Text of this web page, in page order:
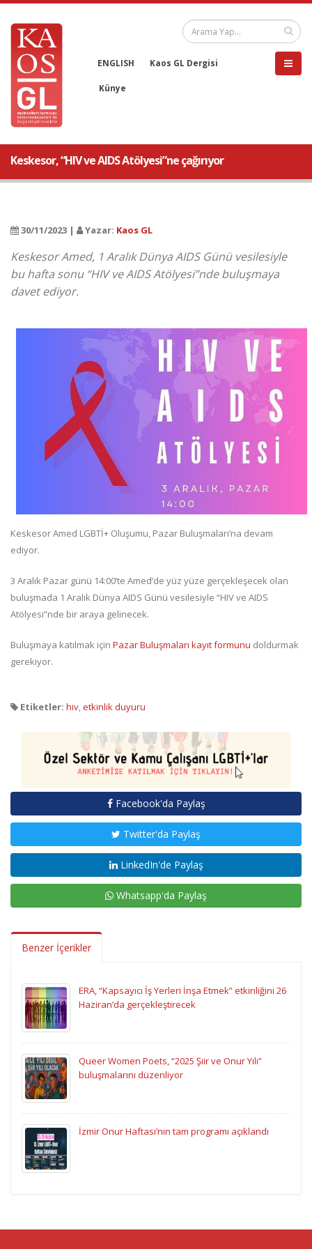
ENGLISH Kaos GL Dergisi
Künye
Keskesor, “HIV ve AIDS Atölyesi”ne çağırıyor
30/11/2023 | Yazar: Kaos GL
Keskesor Amed, 1 Aralık Dünya AIDS Günü vesilesiyle
bu hafta sonu “HIV ve AIDS Atölyesi”nde buluşmaya
davet ediyor.
Keskesor Amed LGBTİ+ Oluşumu, Pazar Buluşmaları’na devam
ediyor.
3 Aralık Pazar günü 14:00’te Amed’de yüz yüze gerçekleşecek olan
buluşmada 1 Aralık Dünya AIDS Günü vesilesiyle “HIV ve AIDS
Atölyesi”nde bir araya gelinecek.
Buluşmaya katılmak için Pazar Buluşmaları kayıt formunu doldurmak
gerekiyor.
Etiketler: hiv,etkinlik duyuru
Facebook'da Paylaş
Twitter'da Paylaş
LinkedIn'de Paylaş
Whatsapp'da Paylaş
Benzer İçerikler
ERA, “Kapsayıcı İş Yerleri İnşa Etmek” etkinliğini 26
Haziran’da gerçekleştirecek
Queer Women Poets, “2025 Şiir ve Onur Yılı”
buluşmalarını düzenliyor
İzmir Onur Haftası’nın tam programı açıklandı